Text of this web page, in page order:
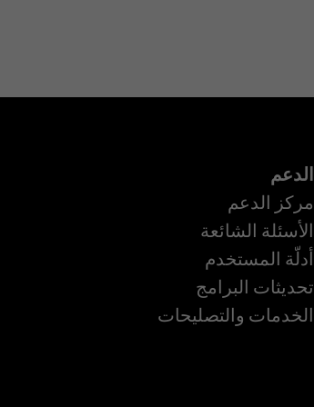
الدعم
مركز الدعم
الأسئلة الشائعة
أدلّة المستخدم
تحديثات البرامج
الخدمات والتصليحات